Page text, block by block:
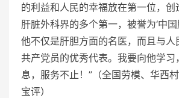
的利益和人民的幸福放在第一位，
肝脏外科界的多个第一，被誉为‘中国
他不仅是肝胆方面的名医，而且与人
共产党员的优秀代表。我要向他学习
息，服务不止！”（全国劳模、华西
宝评）